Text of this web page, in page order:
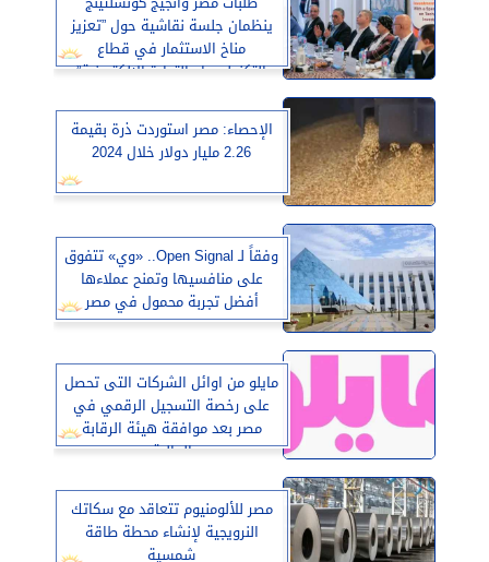
ينظمان جلسة نقاشية حول ”تعزيز
مناخ الاستثمار في قطاع
التكنولوجيا والتجارة الإلكترونية”
الإحصاء: مصر استوردت ذرة بقيمة
2.26 مليار دولار خلال 2024
وفقاً لـ Open Signal.. «وي» تتفوق
على منافسيها وتمنح عملاءها
أفضل تجربة محمول في مصر
مايلو من اوائل الشركات التى تحصل
على رخصة التسجيل الرقمي في
مصر بعد موافقة هيئة الرقابة
المالية
مصر للألومنيوم تتعاقد مع سكاتك
النرويجية لإنشاء محطة طاقة
شمسية